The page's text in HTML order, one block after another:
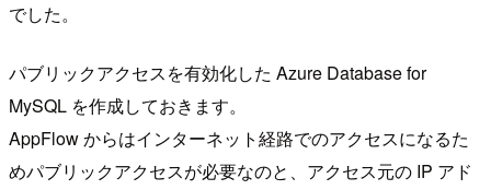
でした。
パブリックアクセスを有効化した Azure Database for
MySQL を作成しておきます。
AppFlow からはインターネット経路でのアクセスになるた
めパブリックアクセスが必要なのと、アクセス元の IP アド